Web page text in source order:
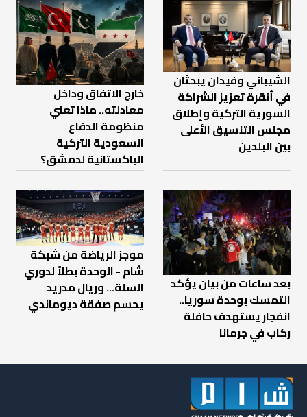
الشيباني وفيدان يبحثان
في أنقرة تعزيز الشراكة
السورية التركية وإطلاق
مجلس التنسيق الأعلى
بين البلدين
خارج الاتفاق وداخل
معادلته.. ماذا تعني
منظومة الدفاع
السعودية التركية
الباكستانية لدمشق؟
بعد ساعات من بيان يؤكد
التمسك بوحدة سوريا..
انفجار يستهدف حافلة
ركاب في جرمانا
موجز الرياضة من شبكة
شام - الوحدة بطلاً لدوري
السلة... وريال مدريد
يحسم صفقة ديوماندي